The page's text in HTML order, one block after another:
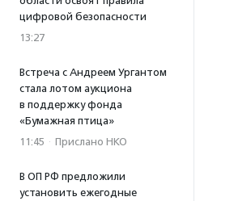
цифровой безопасности
13:27
Встреча с Андреем Ургантом
стала лотом аукциона
в поддержку фонда
«Бумажная птица»
11:45 · Прислано НКО
В ОП РФ предложили
установить ежегодные